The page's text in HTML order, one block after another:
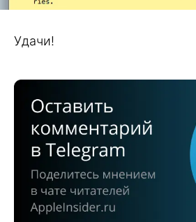
Удачи!